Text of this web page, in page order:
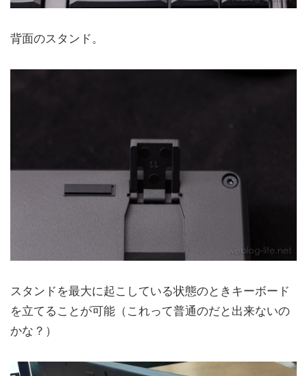
背面のスタンド。
スタンドを最大に起こしている状態のときキーボード
を立てることが可能（これって普通のだと出来ないの
かな？）